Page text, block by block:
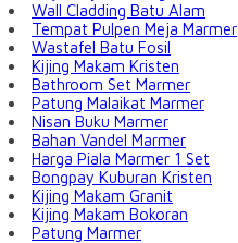
Wall Cladding Batu Alam
Tempat Pulpen Meja Marmer
Wastafel Batu Fosil
Kijing Makam Kristen
Bathroom Set Marmer
Patung Malaikat Marmer
Nisan Buku Marmer
Bahan Vandel Marmer
Harga Piala Marmer 1 Set
Bongpay Kuburan Kristen
Kijing Makam Granit
Kijing Makam Bokoran
Patung Marmer